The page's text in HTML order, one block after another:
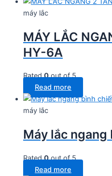
máy lắc
MÁY LẮC
HY-6A
Rated0out of 5
Read more
máy lắc
Máy lắc
Rated0out of 5
Read more